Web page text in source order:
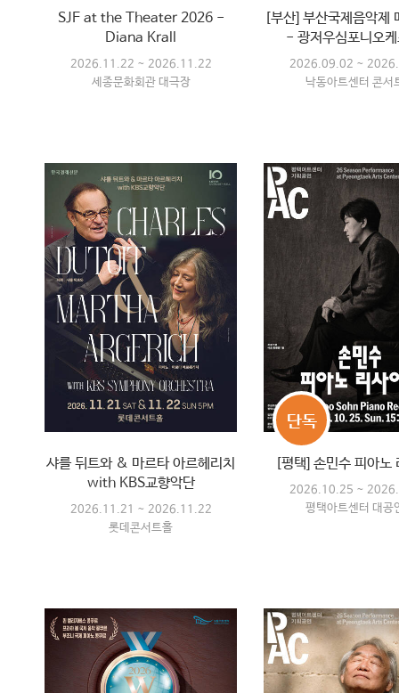
SJF at the Theater 2026 -
Diana Krall
2026.11.22 ~ 2026.11.22
세종문화회관 대극장
[부산] 부산국제음악제
- 광저우심포니오
2026.09.02 ~
낙동아트센터 콘서
샤를 뒤트와 & 마르타 아르헤리치
with KBS교향악단
2026.11.21 ~ 2026.11.22
롯데콘서트홀
[평택] 손민수 피아노
2026.10.25 ~
평택아트센터 대공
단독